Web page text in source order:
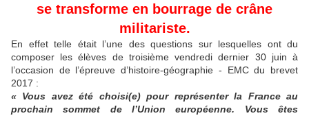
se transforme en bourrage de crâne
militariste.
En effet telle était l’une des questions sur lesquelles ont du
composer les élèves de troisième vendredi dernier 30 juin à
l’occasion de l’épreuve d’histoire-géographie - EMC du brevet
2017 :
« Vous avez été choisi(e) pour représenter la France au
prochain sommet de l’Union européenne. Vous êtes